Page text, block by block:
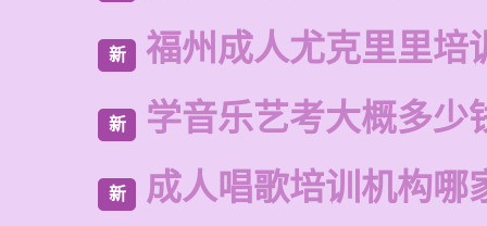
新 福州成人尤克里里培
新 学音乐艺考大概多少
新 成人唱歌培训机构哪